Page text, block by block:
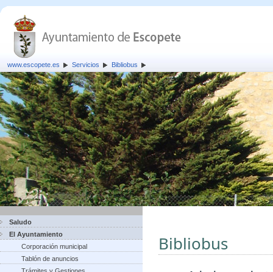
www.escopete.es Servicios Bibliobus
Saludo
El Ayuntamiento
Corporación municipal
Tablón de anuncios
Bibliobus